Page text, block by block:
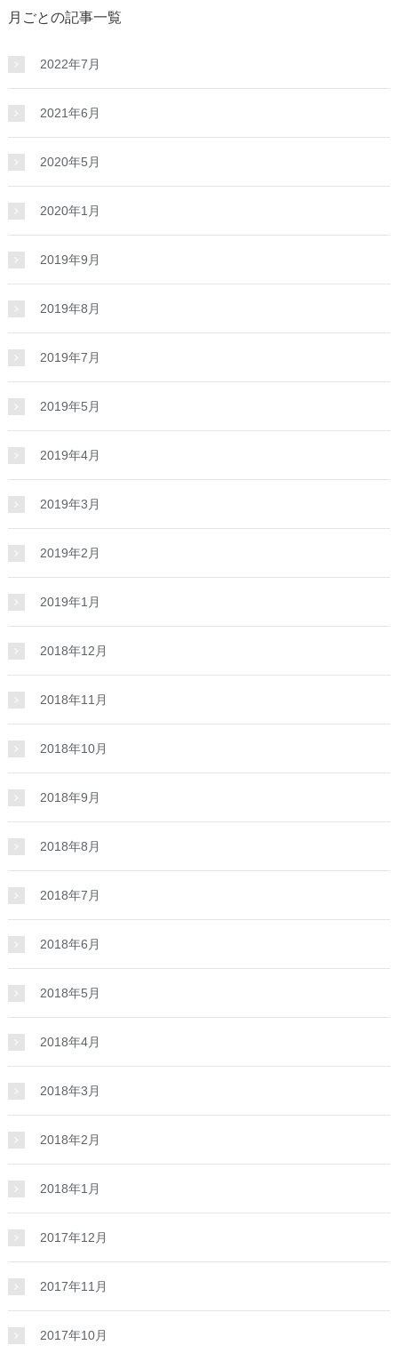
月ごとの記事一覧
2022年7月
2021年6月
2020年5月
2020年1月
2019年9月
2019年8月
2019年7月
2019年5月
2019年4月
2019年3月
2019年2月
2019年1月
2018年12月
2018年11月
2018年10月
2018年9月
2018年8月
2018年7月
2018年6月
2018年5月
2018年4月
2018年3月
2018年2月
2018年1月
2017年12月
2017年11月
2017年10月